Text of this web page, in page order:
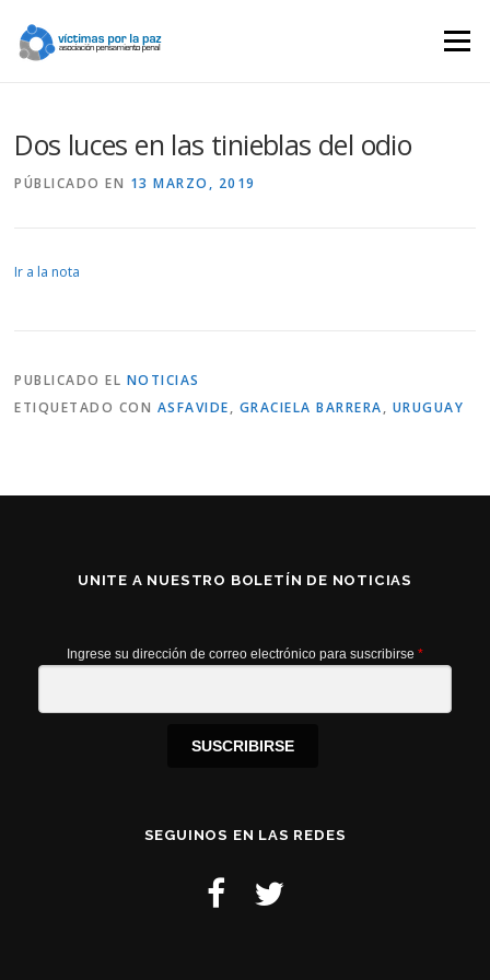
contenido
Menú
Dos luces en las tinieblas del odio
PÚBLICADO EN 13 MARZO, 2019
Ir a la nota
PUBLICADO EL NOTICIAS
ETIQUETADO CON ASFAVIDE, GRACIELA BARRERA, URUGUAY
UNITE A NUESTRO BOLETÍN DE NOTICIAS
Ingrese su dirección de correo electrónico para suscribirse *
SUSCRIBIRSE
SEGUINOS EN LAS REDES